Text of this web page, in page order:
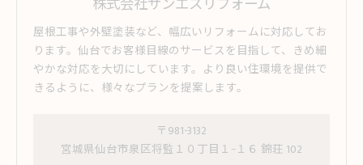
屋根工事や外壁塗装など、幅広いリフォームに対応してお
ります。仙台でお客様目線のサービスを目指して、きめ細
やかな対応を大切にしています。より良い住環境を提供で
きるように、様々なプランを提案します。
〒981-3132
宮城県仙台市泉区将監１０丁目１−１６ 錦荘 102